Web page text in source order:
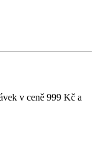
v ceně 999 Kč a